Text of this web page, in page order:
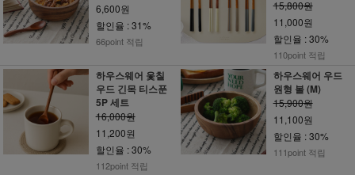
6,600원
할인율 : 31%
66point 적립
15,800원
11,000원
할인율 : 30%
110point 적립
하우스웨어 옻칠
우드 긴목 티스푼
5P 세트
16,000원
11,200원
할인율 : 30%
112point 적립
하우스웨어 우드
원형 볼 (M)
15,900원
11,100원
할인율 : 30%
111point 적립